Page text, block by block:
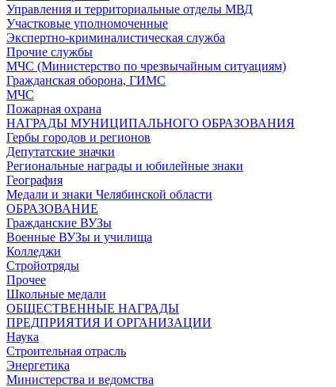
Управления и территориальные отделы МВД
Участковые уполномоченные
Экспертно-криминалистическая служба
Прочие службы
МЧС (Министерство по чрезвычайным ситуациям)
Гражданская оборона, ГИМС
МЧС
Пожарная охрана
НАГРАДЫ МУНИЦИПАЛЬНОГО ОБРАЗОВАНИЯ
Гербы городов и регионов
Депутатские значки
Региональные награды и юбилейные знаки
География
Медали и знаки Челябинской области
ОБРАЗОВАНИЕ
Гражданские ВУЗы
Военные ВУЗы и училища
Колледжи
Стройотряды
Прочее
Школьные медали
ОБЩЕСТВЕННЫЕ НАГРАДЫ
ПРЕДПРИЯТИЯ И ОРГАНИЗАЦИИ
Наука
Строительная отрасль
Энергетика
Министерства и ведомства